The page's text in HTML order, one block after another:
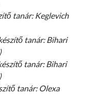
tanár: Keglevich
tanár: Bihari
tanár: Bihari
tanár: Olexa